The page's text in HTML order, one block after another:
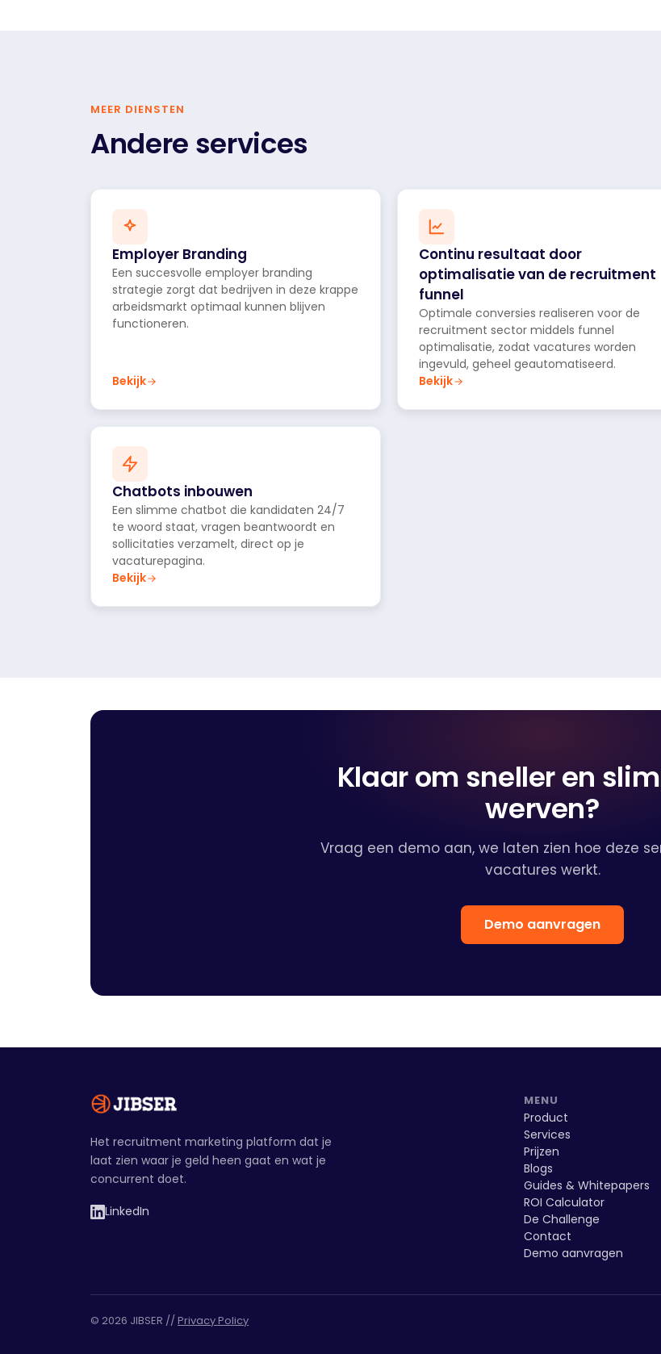
MEER DIENSTEN
Andere services
Employer Branding
Een succesvolle employer branding
strategie zorgt dat bedrijven in deze krappe
arbeidsmarkt optimaal kunnen blijven
functioneren.
Bekijk
Continu resultaat door
optimalisatie van de recruitment
funnel
Optimale conversies realiseren voor de
recruitment sector middels funnel
optimalisatie, zodat vacatures worden
ingevuld, geheel geautomatiseerd.
Bekijk
Chatbots inbouwen
Een slimme chatbot die kandidaten 24/7
te woord staat, vragen beantwoordt en
sollicitaties verzamelt, direct op je
vacaturepagina.
Bekijk
Klaar om sneller en
werven?
Vraag een demo aan, we laten zien hoe deze
vacatures werkt.
Demo aanvragen
Het recruitment marketing platform dat je
laat zien waar je geld heen gaat en wat je
concurrent doet.
LinkedIn
MENU
Product
Services
Prijzen
Blogs
Guides & Whitepapers
ROI Calculator
De Challenge
Contact
Demo aanvragen
© 2026 JIBSER //Privacy Policy